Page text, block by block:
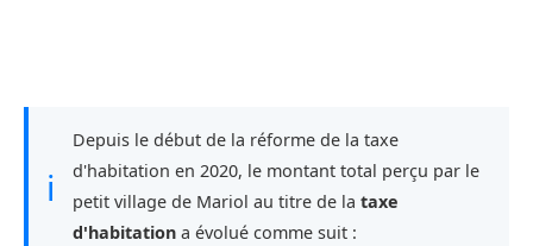
ℹ
Depuis le début de la réforme de la taxe
d'habitation en 2020, le montant total perçu par le
petit village de Mariol au titre de la taxe
d'habitation a évolué comme suit :